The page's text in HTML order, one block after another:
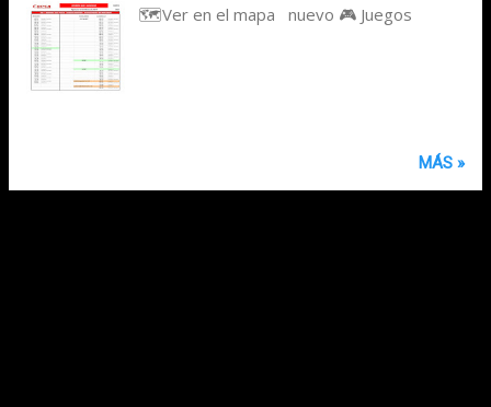
🗺️Ver en el mapa nuevo 🎮 Juegos
MÁS »